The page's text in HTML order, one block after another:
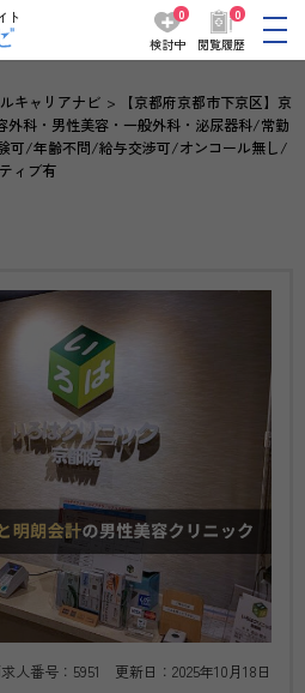
ト
0
検討中
0
閲覧履歴
キャリアナビ
【京都府京都市下京区】京
科・男性美容・一般外科・泌尿器科/常勤
可/年齢不問/給与交渉可/オンコール無し/
ィブ有
人番号：5951 更新日：2025年10月18日